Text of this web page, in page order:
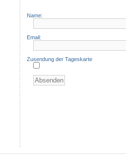
Name:
Email:
Zusendung der Tageskarte